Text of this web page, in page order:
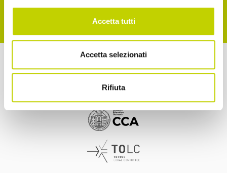
Accetta tutti
Accetta selezionati
Rifiuta